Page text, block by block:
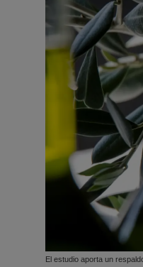
El estudio aporta un